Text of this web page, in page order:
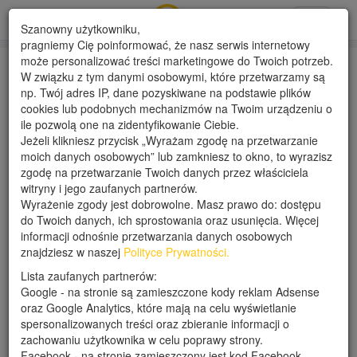
Chemiqal Brothers
Data dodania: 04-04-2023
Wyświetleń: 1444 (unikalne: 1052)
Opis Szczegóły oferty Opinie
Nasz sklep online oferuje szeroki wybór wysokiej jakości
profesjonalnej chemii samochodowej dla Twojego auta.
Oferujemy środki czyszczące, polerujące, do pielęgnacji
skóry i wiele innych produktów, aby pomóc Ci w dbaniu o
Twój pojazd w najlepszy sposób. Nasze produkty są
skuteczne, łatwe w użyciu i dostarczane w wygodny
sposób. Oferujemy także profesjonalne porady i wsparcie,
aby pomóc Ci wybrać odpowiednie produkty do Twoich
Szanowny użytkowniku,
pragniemy Cię poinformować, że nasz serwis internetowy
może personalizować treści marketingowe do Twoich potrzeb.
W związku z tym danymi osobowymi, które przetwarzamy są
np. Twój adres IP, dane pozyskiwane na podstawie plików
cookies lub podobnych mechanizmów na Twoim urządzeniu o
ile pozwolą one na zidentyfikowanie Ciebie.
Jeżeli klikniesz przycisk „Wyrażam zgodę na przetwarzanie
moich danych osobowych” lub zamkniesz to okno, to wyrazisz
zgodę na przetwarzanie Twoich danych przez właściciela
witryny i jego zaufanych partnerów.
Wyrażenie zgody jest dobrowolne. Masz prawo do: dostępu
do Twoich danych, ich sprostowania oraz usunięcia. Więcej
informacji odnośnie przetwarzania danych osobowych
znajdziesz w naszej Polityce Prywatności.
Lista zaufanych partnerów:
Google - na stronie są zamieszczone kody reklam Adsense
oraz Google Analytics, które mają na celu wyświetlanie
spersonalizowanych treści oraz zbieranie informacji o
zachowaniu użytkownika w celu poprawy strony.